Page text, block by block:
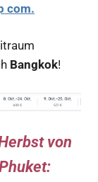
com.
Bangkok!
von